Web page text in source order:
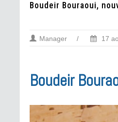
Boudeir Bouraoui,
Manager / 17
Boudeir